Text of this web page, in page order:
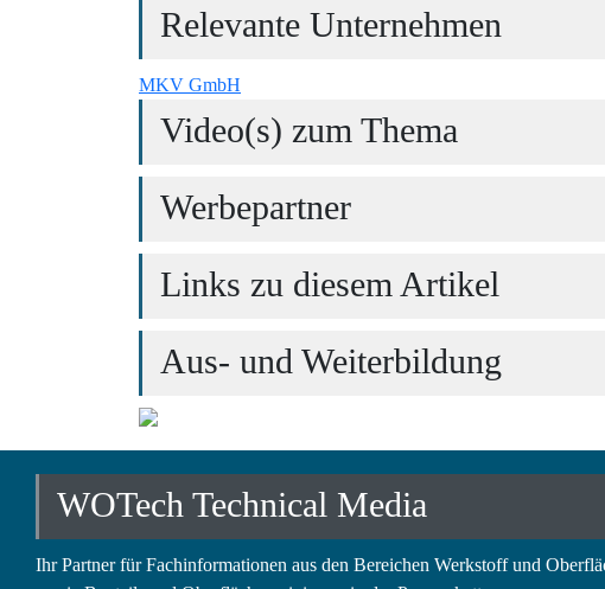
Relevante Unternehmen
MKV GmbH
Video(s) zum Thema
Werbepartner
Links zu diesem Artikel
Aus- und Weiterbildung
WOTech Technical Media
Ihr Partner für Fachinformationen aus den Bereichen Werkstoff und